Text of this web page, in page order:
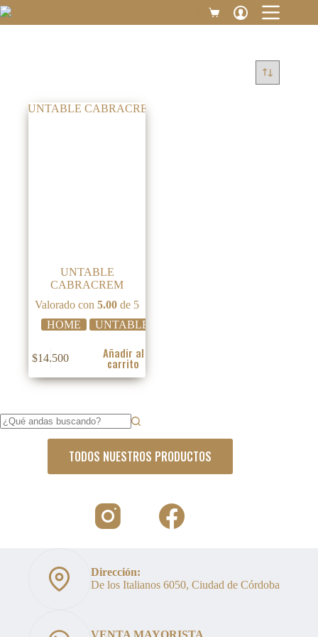
Saltar
al
Carro
0
UNTABLE
CABRACREM
Valorado con5.00 de 5
HOME
UNTABLES
$14.500 Añadir al
carrito
TODOS NUESTROS PRODUCTOS
Dirección:
De los Italianos 6050, Ciudad de Córdoba
VENTA MAYORISTA